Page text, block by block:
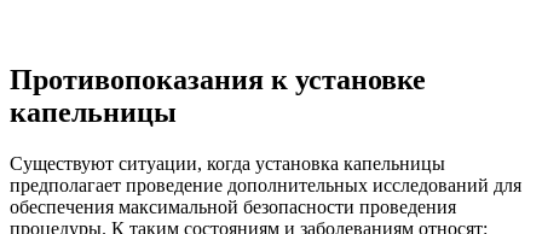
Противопоказания к установке
капельницы
Существуют ситуации, когда установка капельницы
предполагает проведение дополнительных исследований для
обеспечения максимальной безопасности проведения
процедуры. К таким состояниям и заболеваниям относят: